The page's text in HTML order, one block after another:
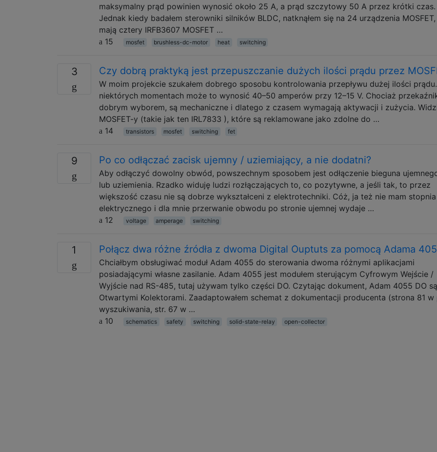
maksymalny prąd powinien wynosić około 25 A, a prąd szczytowy 50 A przez krótki czas.
Jednak kiedy badałem sterowniki silników BLDC, natknąłem się na 24 urządzenia
mają cztery IRFB3607 MOSFET …
15
mosfet brushless-dc-motor heat switching
3 Czy dobrą praktyką jest przepuszczanie dużych ilości prądu przez
W moim projekcie szukałem dobrego sposobu kontrolowania przepływu dużej ilości
niektórych momentach może to wynosić 40–50 amperów przy 12–15 V. Chociaż
dobrym wyborem, są mechaniczne i dlatego z czasem wymagają aktywacji i zużycia.
MOSFET-y (takie jak ten IRL7833 ), które są reklamowane jako zdolne do …
14
transistors mosfet switching fet
9 Po co odłączać zacisk ujemny / uziemiający, a nie dodatni?
Aby odłączyć dowolny obwód, powszechnym sposobem jest odłączenie bieguna
lub uziemienia. Rzadko widuję ludzi rozłączających to, co pozytywne, a jeśli tak, to przez
większość czasu nie są dobrze wykształceni z elektrotechniki. Cóż, ja też nie mam stopnia
elektrycznego i dla mnie przerwanie obwodu po stronie ujemnej wydaje …
12
voltage amperage switching
1 Połącz dwa różne źródła z dwoma Digital Ouptuts za pomocą Adama
Chciałbym obsługiwać moduł Adam 4055 do sterowania dwoma różnymi aplikacjami
posiadającymi własne zasilanie. Adam 4055 jest modułem sterującym Cyfrowym Wejście /
Wyjście nad RS-485, tutaj używam tylko części DO. Czytając dokument, Adam 4055 DO są
Otwartymi Kolektorami. Zaadaptowałem schemat z dokumentacji producenta (strona 81 w
wyszukiwania, str. 67 w …
10
schematics safety switching solid-state-relay open-collector